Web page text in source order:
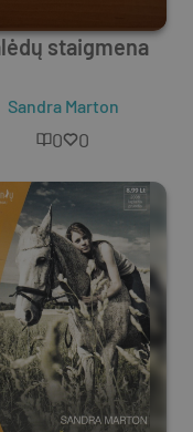
staigmena
Sandra Marton
0 0